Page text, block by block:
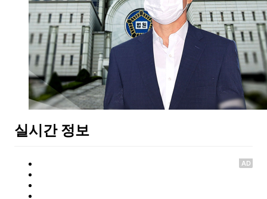
실시간 정보
AD